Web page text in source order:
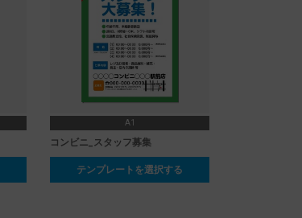
A1
コンビニ_スタッフ募集
テンプレートを選択する